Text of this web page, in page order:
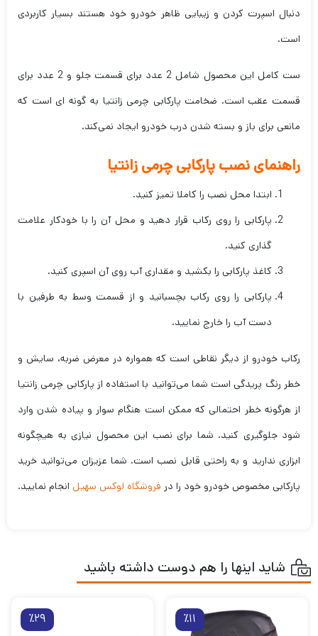
دنبال اسپرت کردن و زیبایی ظاهر خودرو خود هستند بسیار کاربردی
است.
ست کامل این محصول شامل 2 عدد برای قسمت جلو و 2 عدد برای
قسمت عقب است. ضخامت پارکابی چرمی زانتیا به گونه ای است که
مانعی برای باز و بسته شدن درب خودرو ایجاد نمی‌کند.
راهنمای نصب پارکابی چرمی زانتیا
ابتدا محل نصب را کاملا تمیز کنید.
پارکابی را روی رکاب قرار دهید و محل آن را با خودکار علامت
گذاری کنید.
کاغذ پارکابی را بکشید و مقداری آب روی آن اسپری کنید.
پارکابی را روی رکاب بچسبانید و از قسمت وسط به طرفین با
دست آب را خارج نمایید.
رکاب خودرو از دیگر نقاطی است که همواره در معرض ضربه، سایش و
خطر رنگ پریدگی است شما می‌توانید با استفاده از پارکابی چرمی زانتیا
از هرگونه خطر احتمالی که ممکن است هنگام سوار و پیاده شدن وارد
شود جلوگیری کنید. شما برای نصب این محصول نیازی به هیچگونه
ابزاری ندارید و به راحتی قابل نصب است. شما عزیزان می‌توانید خرید
پارکابی مخصوص خودرو خود را در فروشگاه لوکس سهیل انجام نمایید.
شاید اینها را هم دوست داشته باشید
٪11 ٪29